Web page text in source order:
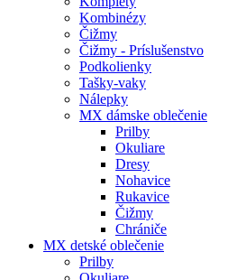
Kombinézy
Čižmy
Čižmy - Príslušenstvo
Podkolienky
Tašky-vaky
Nálepky
MX dámske oblečenie
Prilby
Okuliare
Dresy
Nohavice
Rukavice
Čižmy
Chrániče
MX detské oblečenie
Prilby